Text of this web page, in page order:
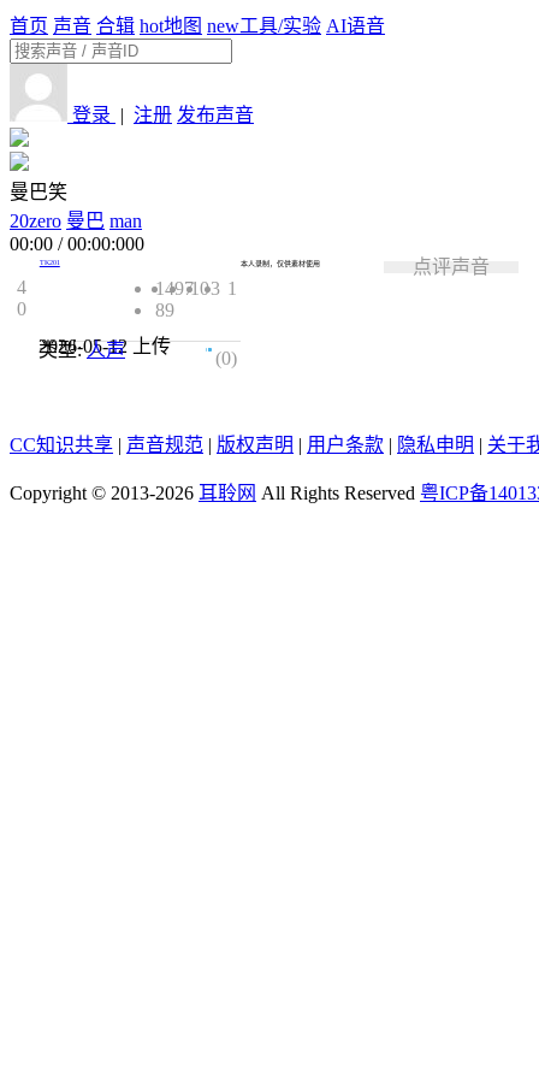
首页 声音 合辑 hot地图 new工具/实验 AI语音
登录 | 注册 发布声音
曼巴笑
20zero 曼巴 man
00:00 /00:00:000
4
0
TK201
1497103 1
89
2026-05-12上传
类型:人声 0.0
(0)
本人录制，仅供素材使用 点评声音
CC知识共享 | 声音规范 | 版权声明 | 用户条款 | 隐私申明 | 关于
Copyright © 2013-2026 耳聆网 All Rights Reserved 粤ICP备